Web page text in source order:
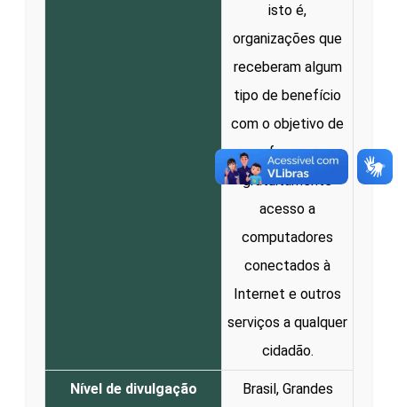
isto é,
organizações que
receberam algum
tipo de benefício
com o objetivo de
oferecer
gratuitamente
acesso a
computadores
conectados à
Internet e outros
serviços a qualquer
cidadão.
Nível de divulgação
Brasil, Grandes